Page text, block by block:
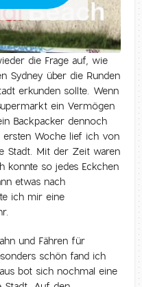
die Frage auf, wie
Sydney über die Runden
erkunden sollte. Wenn
ein Vermögen
Backpacker dennoch
ersten Woche lief ich von
Stadt. Mit der Zeit waren
konnte so jedes Eckchen
etwas nach
ich mir eine
und Fähren für
schön fand ich
bot sich nochmal eine